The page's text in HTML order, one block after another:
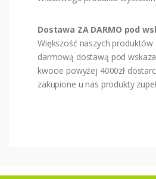
Dostawa ZA DARMO pod
Większość naszych
darmową dostawą pod
kwocie powyżej 4000zł
zakupione u nas produkty